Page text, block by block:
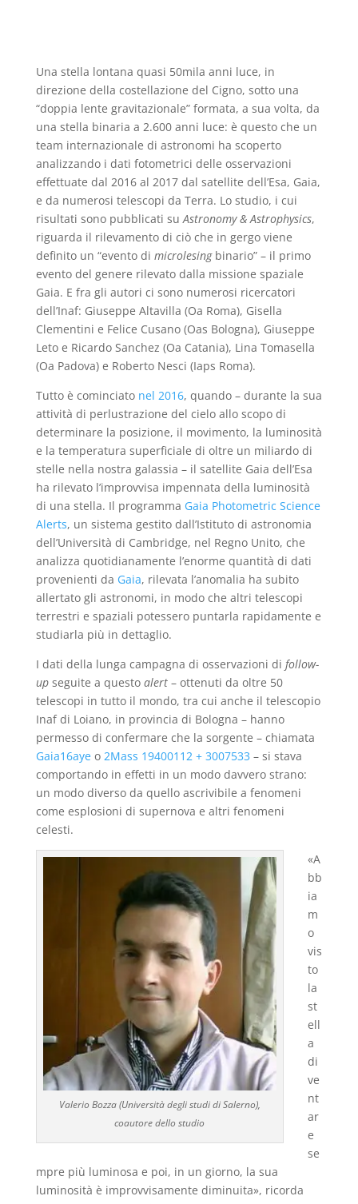
Una stella lontana quasi 50mila anni luce, in
direzione della costellazione del Cigno, sotto una
“doppia lente gravitazionale” formata, a sua volta, da
una stella binaria a 2.600 anni luce: è questo che un
team internazionale di astronomi ha scoperto
analizzando i dati fotometrici delle osservazioni
effettuate dal 2016 al 2017 dal satellite dell’Esa, Gaia,
e da numerosi telescopi da Terra. Lo studio, i cui
risultati sono pubblicati suAstronomy & Astrophysics,
riguarda il rilevamento di ciò che in gergo viene
definito un “evento di microlesingbinario” – il primo
evento del genere rilevato dalla missione spaziale
Gaia. E fra gli autori ci sono numerosi ricercatori
dell’Inaf: Giuseppe Altavilla (Oa Roma), Gisella
Clementini e Felice Cusano (Oas Bologna), Giuseppe
Leto e Ricardo Sanchez (Oa Catania), Lina Tomasella
(Oa Padova) e Roberto Nesci (Iaps Roma).
Tutto è cominciato nel 2016, quando – durante la sua
attività di perlustrazione del cielo allo scopo di
determinare la posizione, il movimento, la luminosità
e la temperatura superficiale di oltre un miliardo di
stelle nella nostra galassia – il satellite Gaia dell’Esa
ha rilevato l’improvvisa impennata della luminosità
di una stella. Il programma Gaia Photometric Science
Alerts, un sistema gestito dall’Istituto di astronomia
dell’Università di Cambridge, nel Regno Unito, che
analizza quotidianamente l’enorme quantità di dati
provenienti da Gaia, rilevata l’anomalia ha subito
allertato gli astronomi, in modo che altri telescopi
terrestri e spaziali potessero puntarla rapidamente e
studiarla più in dettaglio.
I dati della lunga campagna di osservazioni di follow-
upseguite a questo alert– ottenuti da oltre 50
telescopi in tutto il mondo, tra cui anche il telescopio
Inaf di Loiano, in provincia di Bologna – hanno
permesso di confermare che la sorgente – chiamata
Gaia16ayeo 2Mass 19400112 + 3007533 – si stava
comportando in effetti in un modo davvero strano:
un modo diverso da quello ascrivibile a fenomeni
come esplosioni di supernova e altri fenomeni
celesti.
Valerio Bozza (Università degli studi di Salerno),
coautore dello studio
«A
bb
ia
m
o
vis
to
la
st
ell
a
di
ve
nt
ar
e
se
mpre più luminosa e poi, in un giorno, la sua
luminosità è improvvisamente diminuita», ricorda